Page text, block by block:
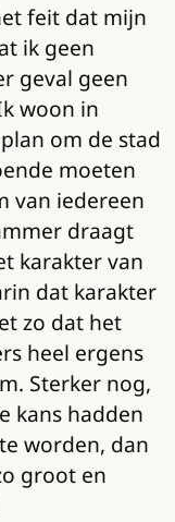
feit dat mijn
ik geen
geval geen
woon in
om de stad
moeten
van iedereen
draagt
karakter van
dat karakter
zo dat het
heel ergens
Sterker nog,
kans hadden
worden, dan
groot en